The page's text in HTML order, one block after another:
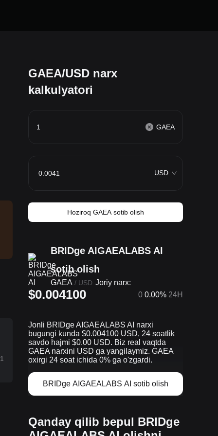
GAEA/USD narx
kalkulyatori
GAEA
USD
Hoziroq GAEA sotib olish
BRIDge AIGAEALABS AI
sotib olish
GAEA / USD Joriy narx:
$0.004100 0 0.00% 24H
Jonli BRIDge AIGAEALABS AI narxi
bugungi kunda $0.004100 USD, 24 soatlik
savdo hajmi $0.00 USD. Biz real vaqtda
GAEA narxini USD ga yangilaymiz. GAEA
oxirgi 24 soat ichida 0% ga o'zgardi.
BRIDge AIGAEALABS AI sotib olish
Qanday qilib bepul BRIDge